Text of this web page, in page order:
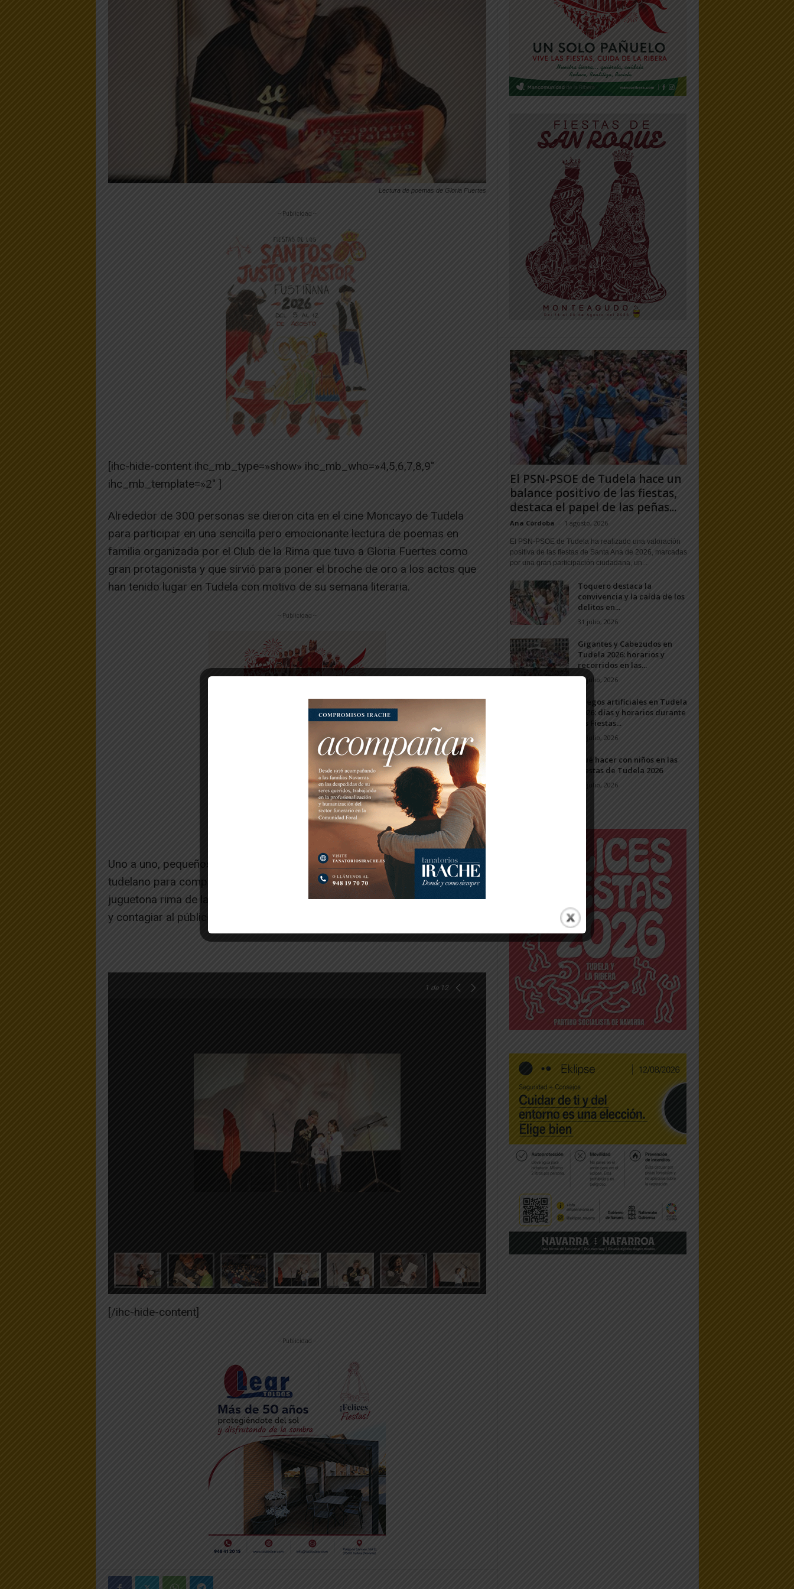
Lectura de poemas de Gloria Fuertes
-- Publicidad --
[ihc-hide-content ihc_mb_type=»show» ihc_mb_who=»4,5,6,7,8,9″
ihc_mb_template=»2″ ]
Alrededor de 300 personas se dieron cita en el cine Moncayo de Tudela
para participar en una sencilla pero emocionante lectura de poemas en
familia organizada por el Club de la Rima que tuvo a Gloria Fuertes como
gran protagonista y que sirvió para poner el broche de oro a los actos que
han tenido lugar en Tudela con motivo de su semana literaria.
-- Publicidad --
Uno a uno, pequeños y mayores fueron pasando por el escenario del cine
tudelano para compartir lectura o aventurarse en solitario con la simpática y
juguetona rima de la autora madrileña, recitar sus versos, cantar canciones
y contagiar al público
1 de 12
[/ihc-hide-content]
-- Publicidad --
El PSN-PSOE de Tudela hace un
balance positivo de las fiestas,
destaca el papel de las peñas...
Ana Córdoba - 1 agosto, 2026
El PSN-PSOE de Tudela ha realizado una valoración
positiva de las fiestas de Santa Ana de 2026, marcadas
por una gran participación ciudadana, un...
Toquero destaca la
convivencia y la caída de los
delitos en...
31 julio, 2026
Gigantes y Cabezudos en
Tudela 2026: horarios y
recorridos en las...
25 julio, 2026
Fuegos artificiales en Tudela
2026: días y horarios durante
las Fiestas...
24 julio, 2026
Qué hacer con niños en las
Fiestas de Tudela 2026
23 julio, 2026